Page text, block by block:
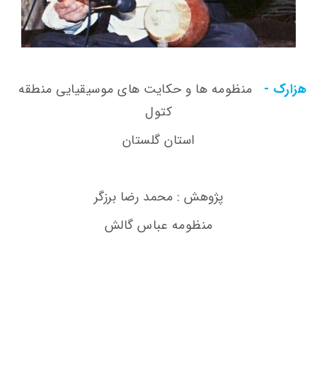
هزارک -
منظومه ها و حکایت های موسیقیایی منطقه
کتول
استان گلستان
پژوهش : محمد رضا برزگر
منظومه عباس گالش